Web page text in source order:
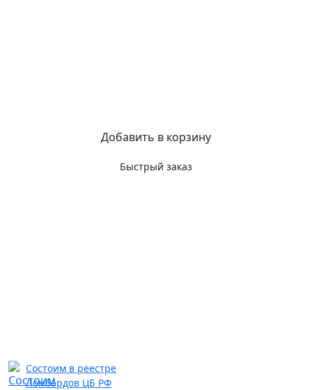
Добавить в корзину
Быстрый заказ
Состоим в реестре
Ломбардов ЦБ РФ